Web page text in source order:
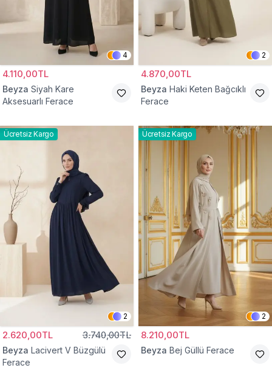
4
4.110,00TL
Beyza Siyah Kare
Aksesuarlı Ferace
2
4.870,00TL
Beyza Haki Keten Bağcıklı
Ferace
Ücretsiz Kargo
2
2.620,00TL 3.740,00TL
Beyza Lacivert V Büzgülü
Ferace
Ücretsiz Kargo
2
8.210,00TL
Beyza Bej Güllü Ferace